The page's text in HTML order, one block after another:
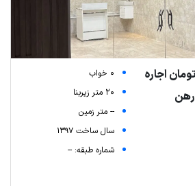
0 خواب
20 متر زیربنا
-- متر زمین
سال ساخت 1397
شماره طبقه: --